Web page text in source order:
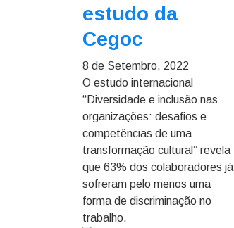
estudo da
Cegoc
8 de Setembro, 2022
O estudo internacional
“Diversidade e inclusão nas
organizações: desafios e
competências de uma
transformação cultural” revela
que 63% dos colaboradores já
sofreram pelo menos uma
forma de discriminação no
trabalho.